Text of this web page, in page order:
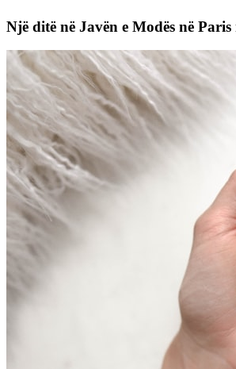
Një ditë në Javën e Modës në